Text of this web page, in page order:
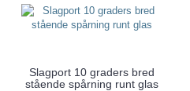
Slagport 10 graders bred
stående spårning runt glas